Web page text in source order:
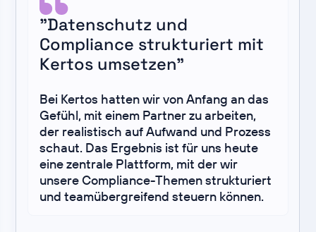
"Datenschutz und
Compliance strukturiert mit
Kertos umsetzen"
Bei Kertos hatten wir von Anfang an das
Gefühl, mit einem Partner zu arbeiten,
der realistisch auf Aufwand und Prozess
schaut. Das Ergebnis ist für uns heute
eine zentrale Plattform, mit der wir
unsere Compliance-Themen strukturiert
und teamübergreifend steuern können.